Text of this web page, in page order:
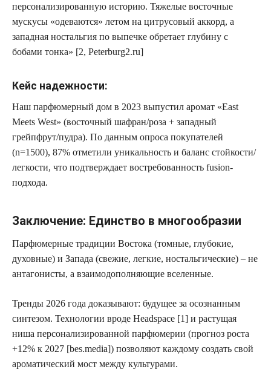
персонализированную историю. Тяжелые восточные
мускусы «одеваются» летом на цитрусовый аккорд, а
западная ностальгия по выпечке обретает глубину с
бобами тонка» [2, Peterburg2.ru]
Кейс надежности:
Наш парфюмерный дом в 2023 выпустил аромат «East
Meets West» (восточный шафран/роза + западный
грейпфрут/пудра). По данным опроса покупателей
(n=1500), 87% отметили уникальность и баланс стойкости/
легкости, что подтверждает востребованность fusion-
подхода.
Заключение: Единство в многообразии
Парфюмерные традиции Востока (томные, глубокие,
духовные) и Запада (свежие, легкие, ностальгические) – не
антагонисты, а взаимодополняющие вселенные.
Тренды 2026 года доказывают: будущее за осознанным
синтезом. Технологии вроде Headspace [1] и растущая
ниша персонализированной парфюмерии (прогноз роста
+12% к 2027 [bes.media]) позволяют каждому создать свой
ароматический мост между культурами.